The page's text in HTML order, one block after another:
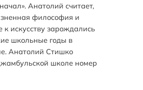
Анатолий считает,
философия и
к искусству зарождались
школьные годы в
Анатолий Стишко
школе номер